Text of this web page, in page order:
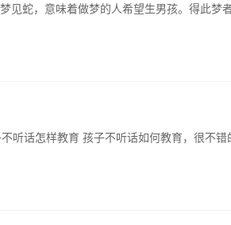
见蛇，意味着做梦的人希望生男孩。得此梦
听话怎样教育 孩子不听话如何教育，很不错